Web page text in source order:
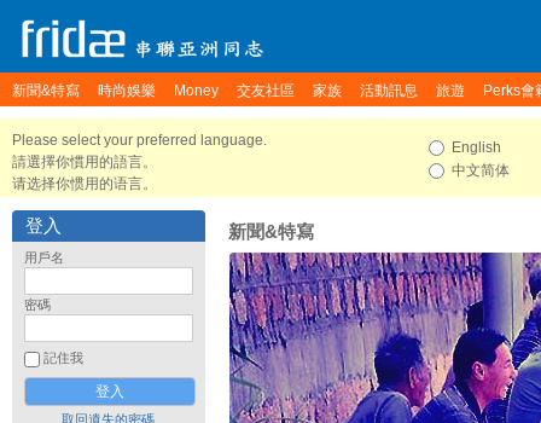
新聞&特寫 時尚娛樂 Money 交友社區 家族 活動訊息 旅遊 Perks會
Please select your preferred language.
請選擇你慣用的語言。
请选择你惯用的语言。
English
中文简体
登入
用戶名
密碼
記住我
取回遺失的密碼
新聞&特寫